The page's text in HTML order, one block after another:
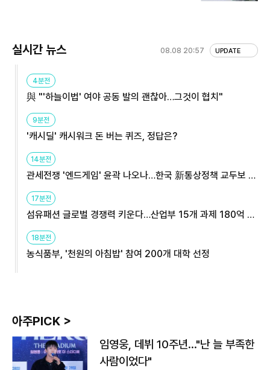
실시간 뉴스 08.08 20:57 UPDATE
4분전
與 "'하늘이법' 여야 공동 발의 괜찮아…그것이 협치"
9분전
'캐시딜' 캐시워크 돈 버는 퀴즈, 정답은?
14분전
관세전쟁 '엔드게임' 윤곽 나오나…한국 新통상정책 교두보 활
용해야
17분전
섬유패션 글로벌 경쟁력 키운다…산업부 15개 과제 180억 지
원
18분전
농식품부, '천원의 아침밥' 참여 200개 대학 선정
아주PICK >
임영웅, 데뷔 10주년…"난 늘 부족한
사람이었다"